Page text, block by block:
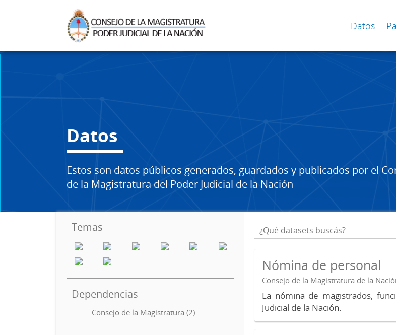
Datos
Datos
Estos son datos públicos generados, guardados y publicados por el
de la Magistratura del Poder Judicial de la Nación
Temas
Dependencias
Consejo de la Magistratura (2)
Nómina de personal
Consejo de la Magistratura de la
La nómina de magistrados,
Judicial de la Nación.